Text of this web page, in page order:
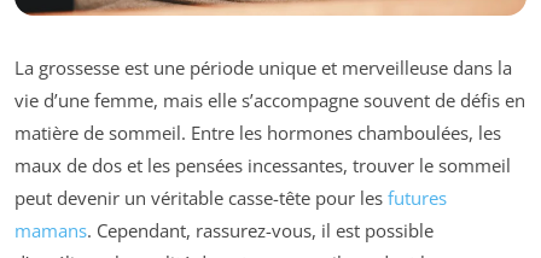
La grossesse est une période unique et merveilleuse dans la
vie d’une femme, mais elle s’accompagne souvent de défis en
matière de sommeil. Entre les hormones chamboulées, les
maux de dos et les pensées incessantes, trouver le sommeil
peut devenir un véritable casse-tête pour les futures
mamans. Cependant, rassurez-vous, il est possible